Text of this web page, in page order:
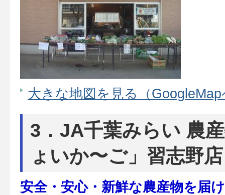
大きな地図を見る（
3．JA千葉みらい 農
ょいか〜ご」習志野店
安全・安心・新鮮な農産物を届